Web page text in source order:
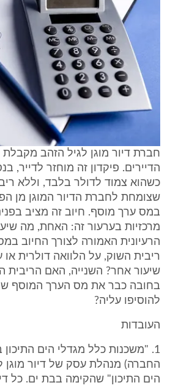
חברת דיור מוגן לגיל הזהב מקבלת
הדיירים. פיקדון זה מוחזר לדייר,
כשהוא צמוד לדולר בלבד, וללא
שצומחת לחברת הדיור המוגן מן
במס ערך מוסף. חיוב זה מציב
מרכזיות בערעור זה: האחת, מה
הרעיונית האמורה לצורך החיוב
ריבית השוק, על הלוואה דולרית או
שיעור אחר? השנייה, האם הריבית
בחובה כבר את מס הערך המוסף
להוסיפו עליה?
העובדות
1. "משכנות כלל מגדלי הים
החברה) מנהלת עסק של דיור מוגן
הים התיכון" שהקימה בבת ים. כל